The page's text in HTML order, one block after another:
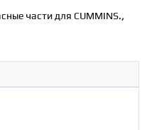
части для CUMMINS.,